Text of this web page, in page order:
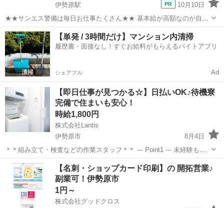
伊勢原駅
10月10日
★★サンエス警備は毎日お仕事たくさん★★ 基本給が高額なのが自慢
♪未経験も大歓迎！ ＞＞常に現場豊富&交通費モチロン全額支給＜＜
『完全直行直帰でラクラク』 現場への直行直帰が基本で、毎週・毎月
等の定期的な出社は不要です！ ...
神奈川 伊勢原市 伊勢原駅 警備員
サンエス警備保障株式会社
【単発 / 3時間だけ】マンション内清掃
履歴書・面接なし！すぐお給料がもらえるバイトアプリ
シェアフル Ad
【即日仕事が見つかる☆】日払いOK♪待機寮
完備で住まいも安心！
時給1,800円
株式会社Lantis
伊勢原市
8月4日
＊＊組み立て・検査などの作業スタッフ＊＊ --- Point1 --- 未経験も就
業OK！ 工場未経験でもご安心ください！！ 先輩スタッフがイチから
丁寧にサポート！ 未経験からスタートした方も多数活躍しています
☆...
神奈川 伊勢原市 工場 スタッフ
【名刺・ショップカード印刷】の 開拓営業♪
副業可！伊勢原市
1円～
株式会社グッドクロス